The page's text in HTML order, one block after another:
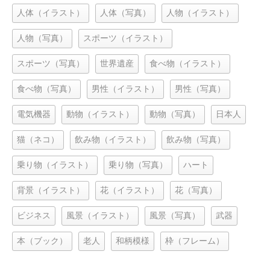
人体（イラスト） 人体（写真） 人物（イラスト）
人物（写真） スポーツ（イラスト）
スポーツ（写真） 世界遺産 食べ物（イラスト）
食べ物（写真） 男性（イラスト） 男性（写真）
電気機器 動物（イラスト） 動物（写真） 日本人
猫（ネコ） 飲み物（イラスト） 飲み物（写真）
乗り物（イラスト） 乗り物（写真） ハート
背景（イラスト） 花（イラスト） 花（写真）
ビジネス 風景（イラスト） 風景（写真） 武器
本（ブック） 老人 和柄模様 枠（フレーム）